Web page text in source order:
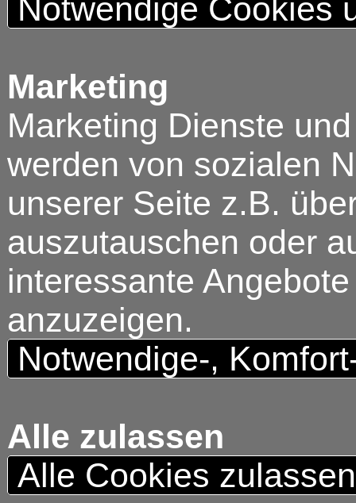
Notwendige Cookies
Marketing
Marketing Dienste
werden von sozialen
unserer Seite z.B.
auszutauschen oder
interessante
anzuzeigen.
Notwendige-,
Alle zulassen
Alle Cookies